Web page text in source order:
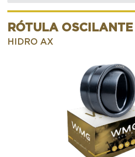
RÓTULA OSCILANTE
HIDRO AX